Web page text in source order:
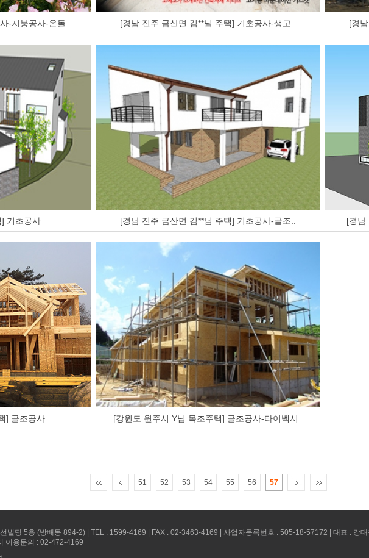
-지붕공사-온돌.. [경남 진주 금산면 김**님 주택] 기초공사-생고.. [경
기초공사 [경남 진주 금산면 김**님 주택] 기초공사-골조.. [경남
] 골조공사 [강원도 원주시 Y님 목조주택] 골조공사-타이벡시..
51 52 53 54 55 56 57
빌딩 5층 (방배동 894-2) | TEL : 1599-4169 | FAX : 02-3463-4169 | 사업자등록번호 : 505-18-57172 | 대표 : 강대
이용문의 : 02-472-4169